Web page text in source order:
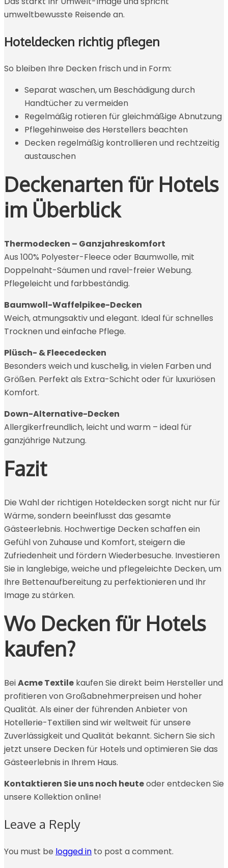
umweltbewusste Reisende an.
Hoteldecken richtig pflegen
So bleiben Ihre Decken frisch und in Form:
Separat waschen, um Beschädigung durch
Handtücher zu vermeiden
Regelmäßig rotieren für gleichmäßige Abnutzung
Pflegehinweise des Herstellers beachten
Decken regelmäßig kontrollieren und rechtzeitig
austauschen
Deckenarten für Hotels
im Überblick
Thermodecken – Ganzjahreskomfort
Aus 100% Polyester-Fleece oder Baumwolle, mit
Doppelnaht-Säumen und ravel-freier Webung.
Pflegeleicht und farbbeständig.
Baumwoll-Waffelpikee-Decken
Weich, atmungsaktiv und elegant. Ideal für schnelles
Trocknen und einfache Pflege.
Plüsch- & Fleecedecken
Besonders weich und kuschelig, in vielen Farben und
Größen. Perfekt als Extra-Schicht oder für luxuriösen
Komfort.
Down-Alternative-Decken
Allergikerfreundlich, leicht und warm – ideal für
ganzjährige Nutzung.
Fazit
Die Wahl der richtigen Hoteldecken sorgt nicht nur für
Wärme, sondern beeinflusst das gesamte
Gästeerlebnis. Hochwertige Decken schaffen ein
Gefühl von Zuhause und Komfort, steigern die
Zufriedenheit und fördern Wiederbesuche. Investieren
Sie in langlebige, weiche und pflegeleichte Decken, um
Ihre Bettenaufbereitung zu perfektionieren und Ihr
Image zu stärken.
Wo Decken für Hotels
kaufen?
BeiAcme Textile kaufen Sie direkt beim Hersteller und
profitieren von Großabnehmerpreisen und hoher
Qualität. Als einer der führenden Anbieter von
Hotellerie-Textilien sind wir weltweit für unsere
Zuverlässigkeit und Qualität bekannt. Sichern Sie sich
jetzt unsere Decken für Hotels und optimieren Sie das
Gästeerlebnis in Ihrem Haus.
Kontaktieren Sie uns noch heuteoder entdecken Sie
unsere Kollektion online!
Leave a Reply
You must be logged in to post a comment.